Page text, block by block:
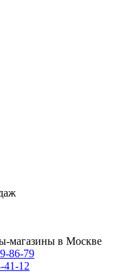
магазины в Москве
86-79
41-12